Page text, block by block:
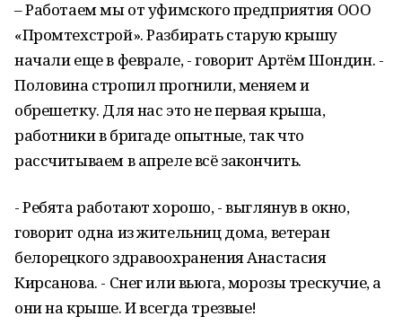
– Работаем мы от уфимского предприятия ООО
«Промтехстрой». Разбирать старую крышу
начали еще в феврале, - говорит Артём Шондин. -
Половина стропил прогнили, меняем и
обрешетку. Для нас это не первая крыша,
работники в бригаде опытные, так что
рассчитываем в апреле всё закончить.
- Ребята работают хорошо, - выглянув в окно,
говорит одна из жительниц дома, ветеран
белорецкого здравоохранения Анастасия
Кирсанова. - Снег или вьюга, морозы трескучие, а
они на крыше. И всегда трезвые!